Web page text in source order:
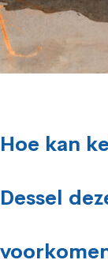
Hoe kan
Dessel